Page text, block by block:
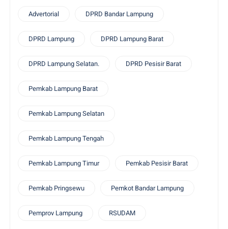
Advertorial DPRD Bandar Lampung
DPRD Lampung DPRD Lampung Barat
DPRD Lampung Selatan. DPRD Pesisir Barat
Pemkab Lampung Barat
Pemkab Lampung Selatan
Pemkab Lampung Tengah
Pemkab Lampung Timur Pemkab Pesisir Barat
Pemkab Pringsewu Pemkot Bandar Lampung
Pemprov Lampung RSUDAM